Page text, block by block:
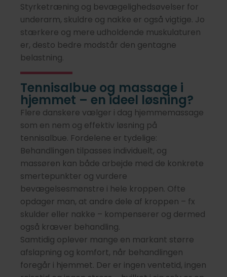
Styrketræning og bevægelighedsøvelser for
underarm, skuldre og nakke er også vigtige. Jo
stærkere og mere udholdende muskulaturen
er, desto bedre modstår den gentagne
belastning.
Tennisalbue og massage i
hjemmet – en ideel løsning?
Flere danskere vælger i dag hjemmemassage
som en nem og effektiv løsning på
tennisalbue. Fordelene er tydelige:
Behandlingen tilpasses individuelt, og
massøren kan både arbejde med de konkrete
smertepunkter og vurdere
bevægelsesmønstre i hele kroppen. Ofte
opdager man, at andre dele af kroppen – fx
skulder eller nakke – kompenserer og dermed
også kræver behandling.
Samtidig oplever mange en markant større
afslapning og komfort, når behandlingen
foregår i hjemmet. Der er ingen ventetid, ingen